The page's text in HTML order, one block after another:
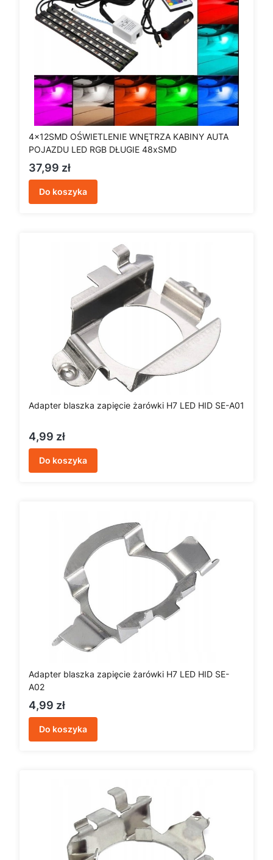
4x12SMD OŚWIETLENIE WNĘTRZA KABINY AUTA
POJAZDU LED RGB DŁUGIE 48xSMD
Cena
37,99 zł
Do koszyka
Adapter blaszka zapięcie żarówki H7 LED HID SE-A01
Cena
4,99 zł
Do koszyka
Adapter blaszka zapięcie żarówki H7 LED HID SE-
A02
Cena
4,99 zł
Do koszyka